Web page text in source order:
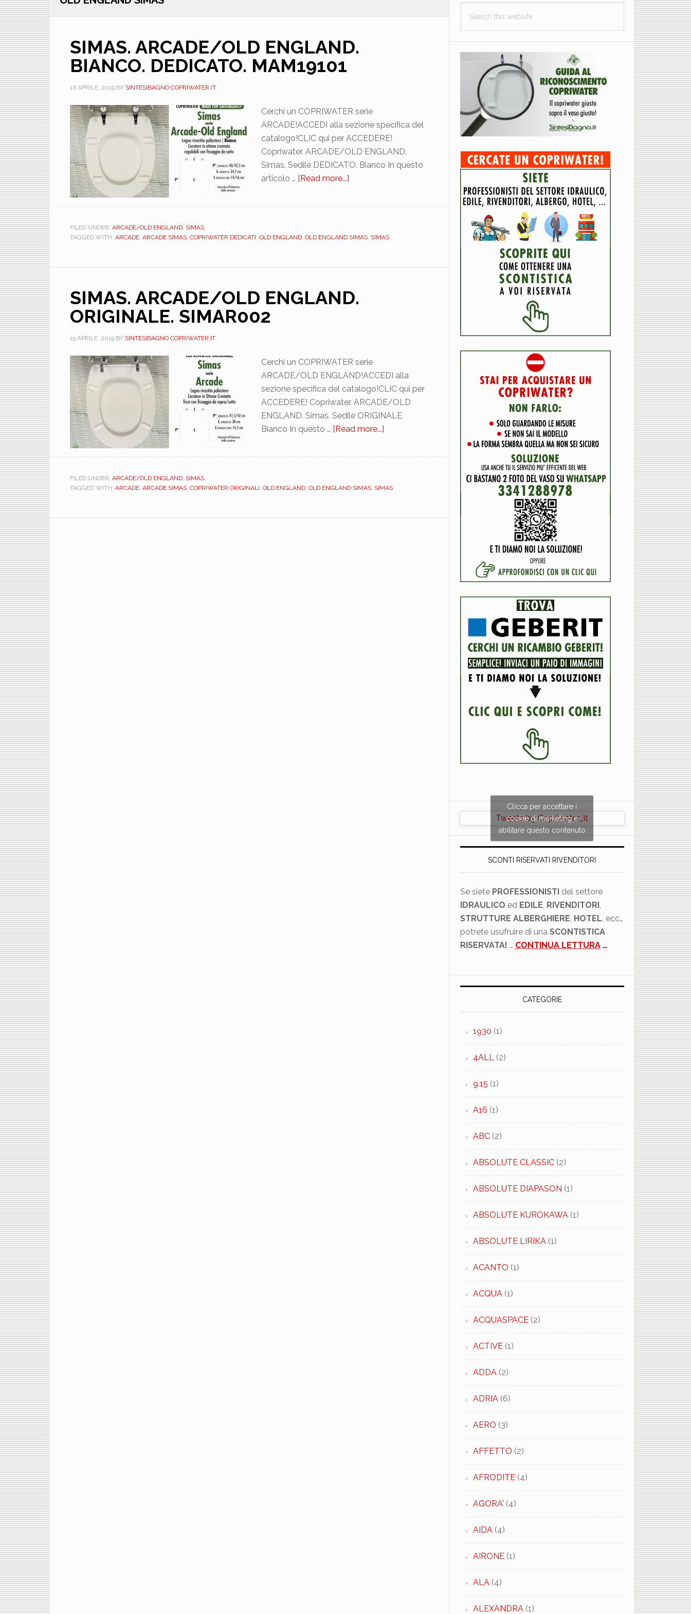
SIMAS. ARCADE/OLD ENGLAND.
BIANCO. DEDICATO. MAM19101
16 APRILE, 2019BY SINTESIBAGNO COPRIWATER.IT
Cerchi un COPRIWATER serie
ARCADE!ACCEDI alla sezione specifica del
catalogo!CLIC qui per ACCEDERE!
Copriwater. ARCADE/OLD ENGLAND.
Simas. Sedile DEDICATO. Bianco In questo
articolo … [Read more...]
ARCADE/OLD
FILED UNDER: ARCADE/OLD ENGLAND, SIMAS
TAGGED WITH: ARCADE, ARCADE SIMAS, COPRIWATER DEDICATI, OLD ENGLAND, OLD ENGLAND SIMAS, SIMAS
SIMAS. ARCADE/OLD ENGLAND.
ORIGINALE. SIMAR002
15 APRILE, 2019BY SINTESIBAGNO COPRIWATER.IT
Cerchi un COPRIWATER serie
ARCADE/OLD ENGLAND!ACCEDI alla
sezione specifica del catalogo!CLIC qui per
ACCEDERE! Copriwater. ARCADE/OLD
ENGLAND. Simas. Sedile ORIGINALE.
Bianco In questo … [Read more...]
ARCADE/OLD
FILED UNDER: ARCADE/OLD ENGLAND, SIMAS
TAGGED WITH: ARCADE, ARCADE SIMAS, COPRIWATER ORIGINALI, OLD ENGLAND, OLD ENGLAND SIMAS, SIMAS
this
Tweets by Copriwater_it
Clicca per accettare i
cookie di marketing e
abilitare questo contenuto
SCONTI RISERVATI RIVENDITORI
Se siete PROFESSIONISTIdel settore
IDRAULICO ed EDILE, RIVENDITORI,
STRUTTURE ALBERGHIERE, HOTEL, ecc…
potrete usufruire di una SCONTISTICA
RISERVATA! … CONTINUA LETTURA…
CATEGORIE
1930 (1)
4ALL(2)
9.15 (1)
A16 (1)
ABC(2)
ABSOLUTE CLASSIC(2)
ABSOLUTE DIAPASON (1)
ABSOLUTE KUROKAWA(1)
ABSOLUTE LIRIKA(1)
ACANTO (1)
ACQUA(1)
ACQUASPACE(2)
ACTIVE(1)
ADDA(2)
ADRIA(6)
AERO (3)
AFFETTO (2)
AFRODITE(4)
AGORA' (4)
AIDA(4)
AIRONE(1)
ALA(4)
ALEXANDRA(1)
×